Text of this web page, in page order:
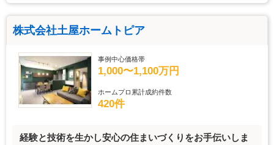
株式会社土屋ホームトピア
事例中心価格帯
1,000〜1,100万円
ホームプロ累計成約件数
420件
経験と技術を生かし安心の住まいづくりをお手伝いしま